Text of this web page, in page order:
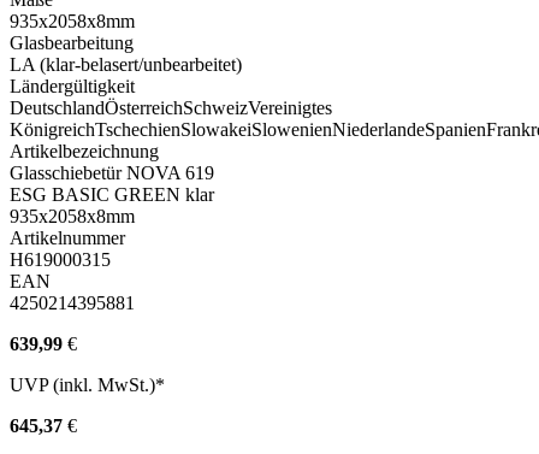
935x2058x8mm
Glasbearbeitung
LA (klar-belasert/unbearbeitet)
Ländergültigkeit
DeutschlandÖsterreichSchweizVereinigtes
KönigreichTschechienSlowakeiSlowenienNiederlandeSpanien
Artikelbezeichnung
Glasschiebetür NOVA 619
ESG BASIC GREEN klar
935x2058x8mm
Artikelnummer
H619000315
EAN
4250214395881
639,99 €
UVP (inkl. MwSt.)*
645,37 €